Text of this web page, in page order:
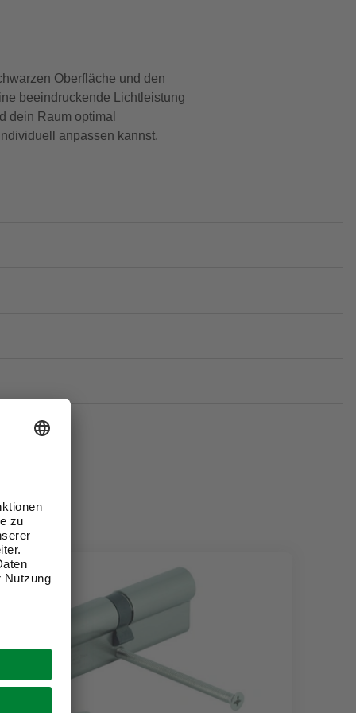
Oberfläche und den
beeindruckende Lichtleistung
dein Raum optimal
anpassen kannst.